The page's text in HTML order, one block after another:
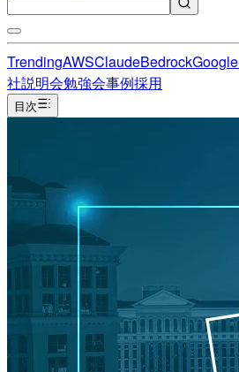
TrendingAWSClaudeBedrock
社説明会勉強会事例採用
目次